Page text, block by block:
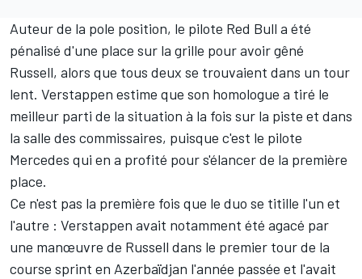
Auteur de la pole position, le pilote Red Bull a été
pénalisé d'une place sur la grille pour avoir gêné
Russell, alors que tous deux se trouvaient dans un tour
lent. Verstappen estime que son homologue a tiré le
meilleur parti de la situation à la fois sur la piste et dans
la salle des commissaires, puisque c'est le pilote
Mercedes qui en a profité pour s'élancer de la première
place.
Ce n'est pas la première fois que le duo se titille l'un et
l'autre : Verstappen avait notamment été agacé par
une manœuvre de Russell dans le premier tour de la
course sprint en Azerbaïdjan l'année passée et l'avait